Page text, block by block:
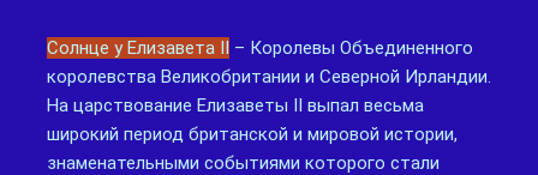
Солнце у Елизавета II – Королевы Объединенного
королевства Великобритании и Северной Ирландии.
На царствование Елизаветы II выпал весьма
широкий период британской и мировой истории,
знаменательными событиями которого стали